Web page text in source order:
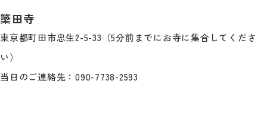
簗田寺
東京都町田市忠生2-5-33（5分前までにお寺に集合してくださ
い）
当日のご連絡先：090-7738-2593